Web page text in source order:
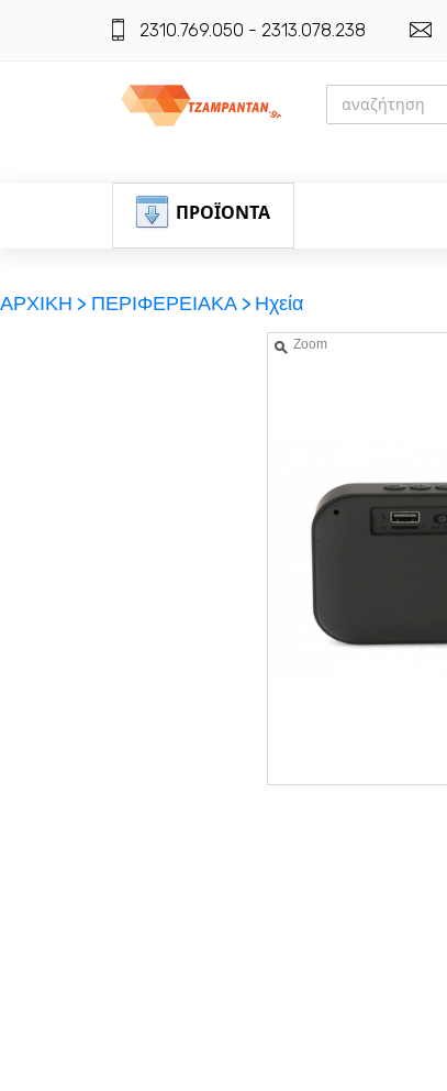
2310.769.050 - 2313.078.238
ΠΡΟΪΟΝΤΑ
ΑΡΧΙΚΗ > ΠΕΡΙΦΕΡΕΙΑΚΑ > Ηχεία
Zoom